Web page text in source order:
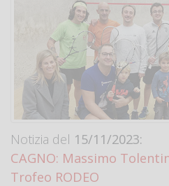
Notizia del 15/11/2023:
CAGNO: Massimo
Trofeo RODEO